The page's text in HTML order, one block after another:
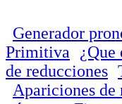
Generador
Primitiva
¿Que
de reducciones
Apariciones de